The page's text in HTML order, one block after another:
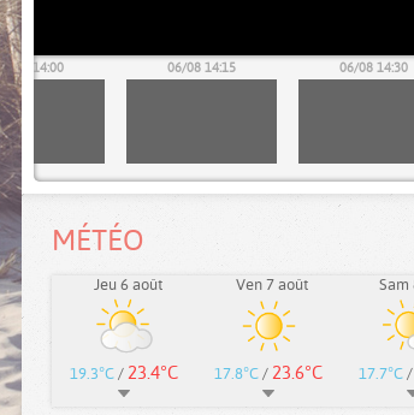
06/08 14:00 06/08 14:15 06/08 14:30
MÉTÉO
Jeu 6 août
19.3°C / 23.4°C
Ven 7 août
17.8°C / 23.6°C
Sam
17.7°C /